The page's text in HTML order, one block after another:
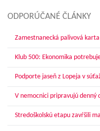
ODPORÚČANÉ ČLÁNKY
Zamestnanecká palivová karta
Klub 500: Ekonomika
Podporte jaseň z Lopeja v
V nemocnici pripravujú denný
Stredoškolskú etapu zavŕšili